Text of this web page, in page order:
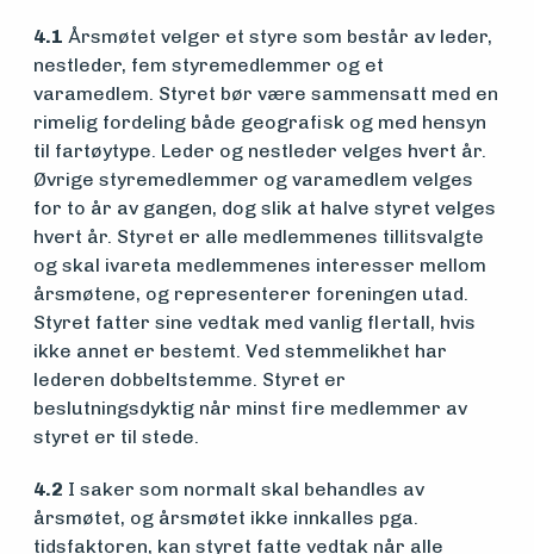
4.1 Årsmøtet velger et styre som består av leder,
nestleder, fem styremedlemmer og et
varamedlem. Styret bør være sammensatt med en
rimelig fordeling både geografisk og med hensyn
til fartøytype. Leder og nestleder velges hvert år.
Øvrige styremedlemmer og varamedlem velges
for to år av gangen, dog slik at halve styret velges
hvert år. Styret er alle medlemmenes tillitsvalgte
og skal ivareta medlemmenes interesser mellom
årsmøtene, og representerer foreningen utad.
Styret fatter sine vedtak med vanlig flertall, hvis
ikke annet er bestemt. Ved stemmelikhet har
lederen dobbeltstemme. Styret er
beslutningsdyktig når minst fire medlemmer av
styret er til stede.
4.2 I saker som normalt skal behandles av
årsmøtet, og årsmøtet ikke innkalles pga.
tidsfaktoren, kan styret fatte vedtak når alle